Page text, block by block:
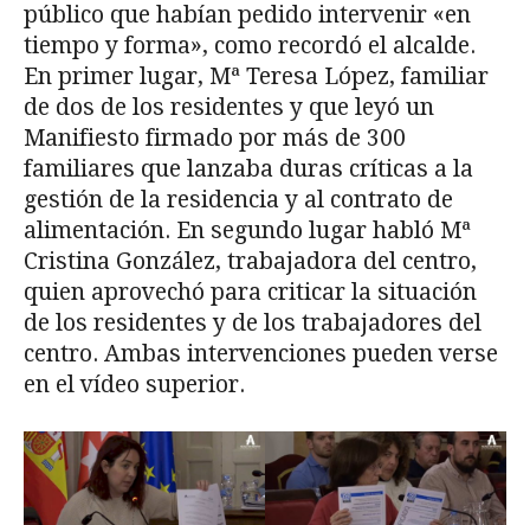
público que habían pedido intervenir «en
tiempo y forma», como recordó el alcalde.
En primer lugar, Mª Teresa López, familiar
de dos de los residentes y que leyó un
Manifiesto firmado por más de 300
familiares que lanzaba duras críticas a la
gestión de la residencia y al contrato de
alimentación. En segundo lugar habló Mª
Cristina González, trabajadora del centro,
quien aprovechó para criticar la situación
de los residentes y de los trabajadores del
centro. Ambas intervenciones pueden verse
en el vídeo superior.